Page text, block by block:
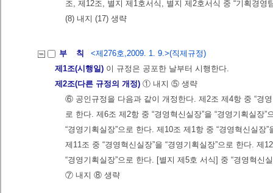
조, 제12조, 별지 제1호서식, 별지 제2호서식 중 “기획경영
(8) 내지 (17) 생략
부 칙
<제276호,2009. 1. 9.>(직제규정)
제1조(시행일) 이 규정은 공포한 날부터 시행한다.
제2조(다른 규정의 개정) ① 내지 ⑤ 생략
⑥ 공인규정을 다음과 같이 개정한다. 제2조 제4항 중 “경영
로 한다. 제6조 제2항 중 “경영혁신실장”을 “경영기획실장
“경영기획실장”으로 한다. 제10조 제1항 중 “경영혁신실장
제11조 중 “경영혁신실장”을 “경영기획실장”으로 한다. 제
“경영기획실장”으로 한다. [별지 제5호 서식] 중 “경영혁신
⑦ 내지 ⑧ 생략